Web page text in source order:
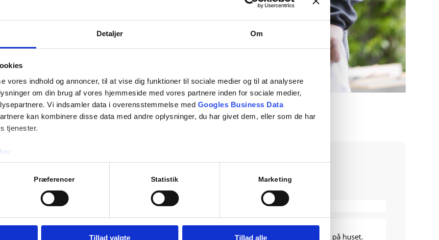
Detaljer Om
vores indhold og annoncer, til at vise dig funktioner til sociale medier og til at analysere
om din brug af vores hjemmeside med vores partnere inden for sociale medier,
Vi indsamler data i overensstemmelse med Googles Business Data
kan kombinere disse data med andre oplysninger, du har givet dem, eller som de har
tjenester.
Præferencer Statistik Marketing
Tillad valgte Tillad alle
varmetab. Når fugerne bliver slidte eller revnede, mister de deres funktion og kan give skader på huset.